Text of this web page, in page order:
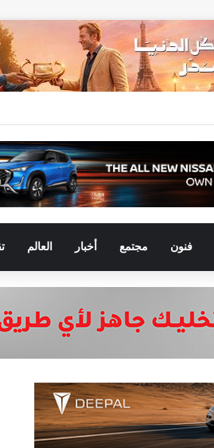
فنون مجتمع أخبار العالم